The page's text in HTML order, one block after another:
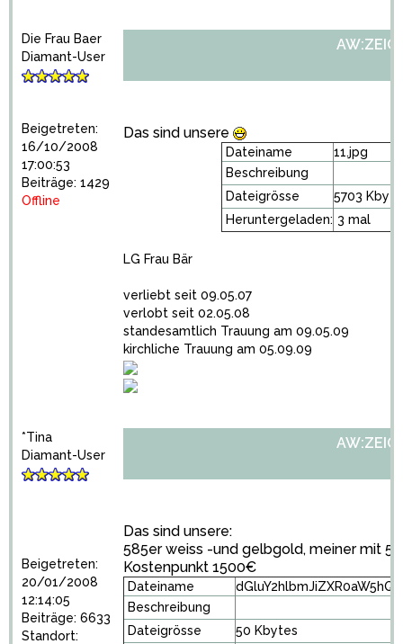
Die Frau Baer
Diamant-User
Beigetreten:
16/10/2008
17:00:53
Beiträge: 1429
Offline
Das sind unsere
Dateiname
11.jpg
Beschreibung
Dateigrösse
5703
Heruntergeladen: 3 mal
LG Frau Bär
verliebt seit 09.05.07
verlobt seit 02.05.08
standesamtlich Trauung am 09.05.09
kirchliche Trauung am 05.09.09
*Tina
Diamant-User
Beigetreten:
20/01/2008
12:14:05
Beiträge: 6633
Standort:
Das sind unsere:
585er weiss -und gelbgold, meiner mit 5
Kostenpunkt 1500€
Dateiname
Beschreibung
Dateigrösse
50 Kbytes